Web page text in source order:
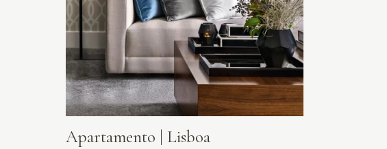
Apartamento | Lisboa